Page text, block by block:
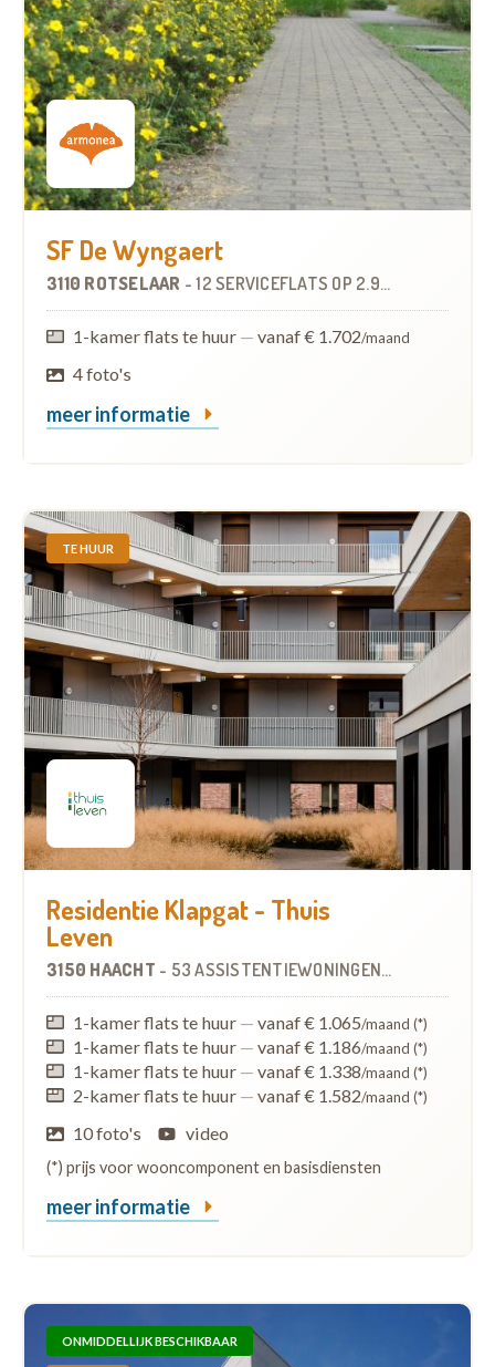
SF De Wyngaert
3110 ROTSELAAR -12 SERVICEFLATS OP 2.9 KM
1-kamer flats te huur — vanaf € 1.702/maand
4 foto's
meer informatie
TE HUUR
Residentie Klapgat - Thuis
Leven
3150 HAACHT - 53 ASSISTENTIEWONINGEN OP
1-kamer flats te huur — vanaf € 1.065/maand (*)
1-kamer flats te huur — vanaf € 1.186/maand (*)
1-kamer flats te huur — vanaf € 1.338/maand (*)
2-kamer flats te huur — vanaf € 1.582/maand (*)
10 foto's video
(*) prijs voor wooncomponent en basisdiensten
meer informatie
ONMIDDELLIJK BESCHIKBAAR